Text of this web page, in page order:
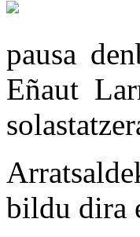
pausa
Eñaut
bildu dira